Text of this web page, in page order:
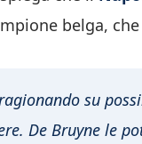
belga,
su
De Bruyne le